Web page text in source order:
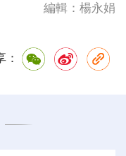
編輯：楊永娟
：